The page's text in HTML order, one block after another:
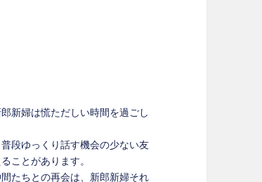
新婦は慌ただしい時間を過ごし
段ゆっくり話す機会の少ない友
ことがあります。
たちとの再会は、新郎新婦それ